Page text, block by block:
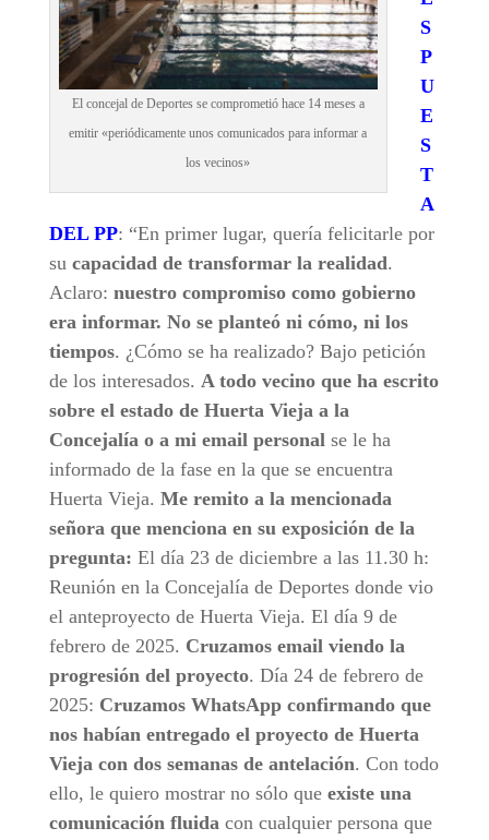
El concejal de Deportes se comprometió hace 14 meses a
emitir «periódicamente unos comunicados para informar a
los vecinos»
S
P
U
E
S
T
A
DEL PP: “En primer lugar, quería felicitarle por
su capacidad de transformar la realidad.
Aclaro: nuestro compromiso como gobierno
era informar. No se planteó ni cómo, ni los
tiempos. ¿Cómo se ha realizado? Bajo petición
de los interesados. A todo vecino que ha escrito
sobre el estado de Huerta Vieja a la
Concejalía o a mi email personalse le ha
informado de la fase en la que se encuentra
Huerta Vieja. Me remito a la mencionada
señora que menciona en su exposición de la
pregunta: El día 23 de diciembre a las 11.30 h:
Reunión en la Concejalía de Deportes donde vio
el anteproyecto de Huerta Vieja. El día 9 de
febrero de 2025. Cruzamos email viendo la
progresión del proyecto. Día 24 de febrero de
2025: Cruzamos WhatsApp confirmando que
nos habían entregado el proyecto de Huerta
Vieja con dos semanas de antelación. Con todo
ello, le quiero mostrar no sólo queexiste una
comunicación fluidacon cualquier persona que